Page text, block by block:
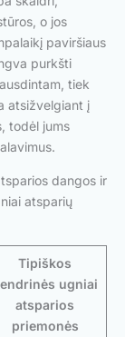
o jos
paviršiaus
purkšti
tiek
atsižvelgiant į
todėl jums
dangos ir
atsparių
Tipiškos
ugniai
atsparios
priemonės